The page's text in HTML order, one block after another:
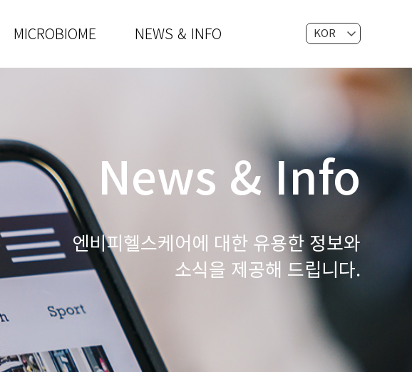
MICROBIOME NEWS & INFO
KOR
News & Info
엔비피헬스케어에 대한 유용한 정보와
소식을 제공해 드립니다.